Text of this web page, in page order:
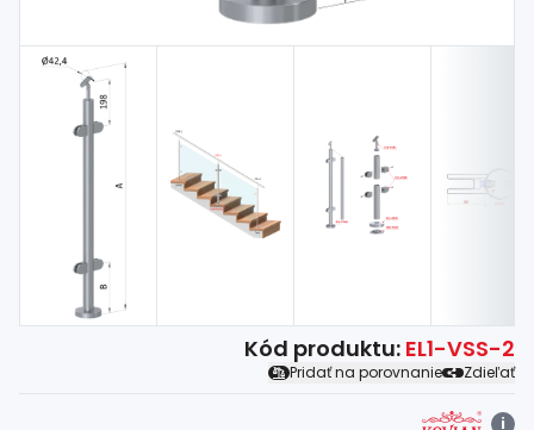
Kód produktu: EL1-VSS-2
Pridať na porovnanie Zdieľať
i